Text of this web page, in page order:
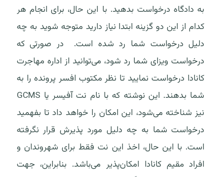
به دادگاه درخواست بدهید. با این حال، برای انجام هر
کدام از این دو گزینه ابتدا نیاز دارید متوجه شوید به چه
دلیل درخواست شما رد شده است. در صورتی که
درخواست ویزای شما رد شود، می‌توانید از اداره مهاجرت
کانادا درخواست نمایید تا نظر مکتوب افسر پرونده را به
شما بدهند. این نوشته که با نام نت آفیسر یا GCMS
نیز شناخته می‌شود، این امکان را خواهد داد تا بفهمید
درخواست شما به چه دلیل مورد پذیرش قرار نگرفته
است. با این حال، اخذ این نت فقط برای شهروندان و
افراد مقیم کانادا امکان‌پذیر می‌باشد. بنابراین، جهت